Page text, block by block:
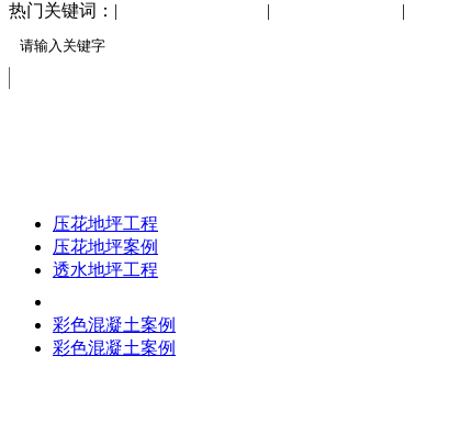
热门关键词：| | |
压花地坪工程
压花地坪案例
透水地坪工程
彩色混凝土案例
彩色混凝土案例